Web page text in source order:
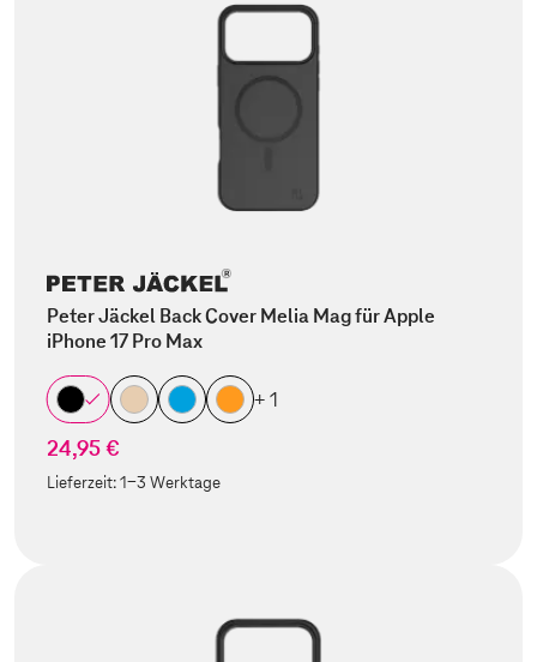
Peter Jäckel Back Cover Melia Mag für Apple
iPhone 17 Pro Max
+ 1
24,95 €
Lieferzeit:1-3 Werktage